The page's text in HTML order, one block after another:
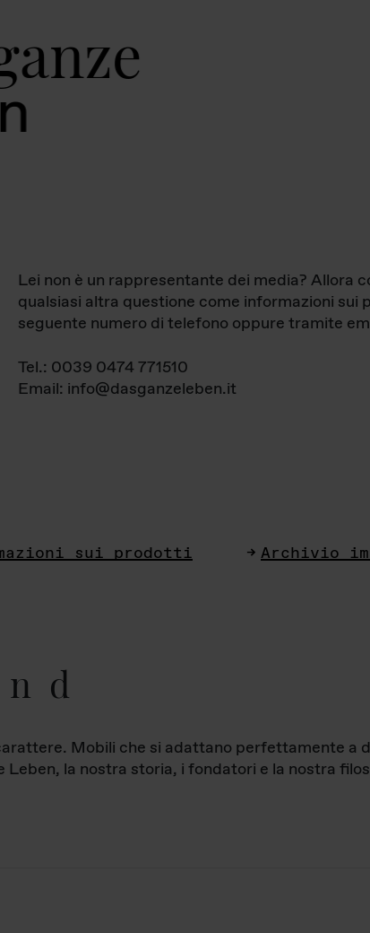
ganz
Lei non è un rappresentante dei media? Allora
qualsiasi altra questione come informazioni sui
seguente numero di telefono oppure tramite
Tel.: 0039 0474 771510
Email: info@dasganzeleben.it
sui prodotti Archivio
Mobili che si adattano perfettamente a
la nostra storia, i fondatori e la nostra